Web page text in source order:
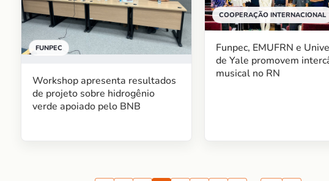
FUNPEC
Workshop apresenta resultados
de projeto sobre hidrogênio
verde apoiado pelo BNB
COOPERAÇÃO INTERNACIONAL
Funpec, EMUFRN e
de Yale promovem
musical no RN